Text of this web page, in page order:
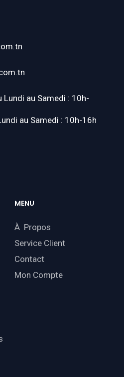
Lundi au Samedi : 10h-
au Samedi : 10h-16h
MENU
À Propos
Service Client
Contact
Mon Compte